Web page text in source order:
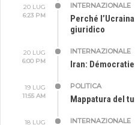
20 LUG
6:23 PM
INTERNAZIONALE
Perché
giuridico
20 LUG
6:00 PM
INTERNAZIONALE
Iran:
19 LUG
11:55 AM
POLITICA
Mappatura del
18 LUG
INTERNAZIONALE